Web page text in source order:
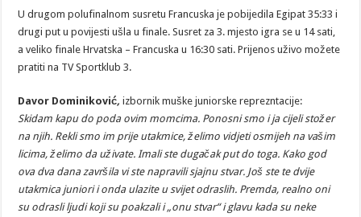
U drugom polufinalnom susretu Francuska je pobijedila Egipat 35:33 i
drugi put u povijesti ušla u finale. Susret za 3. mjesto igra se u 14 sati,
a veliko finale Hrvatska – Francuska u 16:30 sati. Prijenos uživo možete
pratiti na TV Sportklub 3.
Davor Dominiković,izbornik muške juniorske reprezntacije:
Skidam kapu do poda ovim momcima. Ponosni smo i ja cijeli stožer
na njih. Rekli smo im prije utakmice, želimo vidjeti osmijeh na vašim
licima, želimo da uživate. Imali ste dugačak put do toga. Kako god
ova dva dana završila vi ste napravili sjajnu stvar. Još ste te dvije
utakmica juniori i onda ulazite u svijet odraslih. Premda, realno oni
su odrasli ljudi koji su poakzali i „onu stvar“ i glavu kada su neke